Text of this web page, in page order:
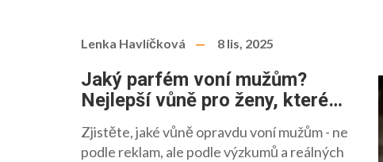
Lenka Havlíčková 8 lis, 2025
Jaký parfém voní mužům?
Nejlepší vůně pro ženy, které
muži opravdu mají rádi
Zjistěte, jaké vůně opravdu voní mužům - ne
podle reklam, ale podle výzkumů a reálných